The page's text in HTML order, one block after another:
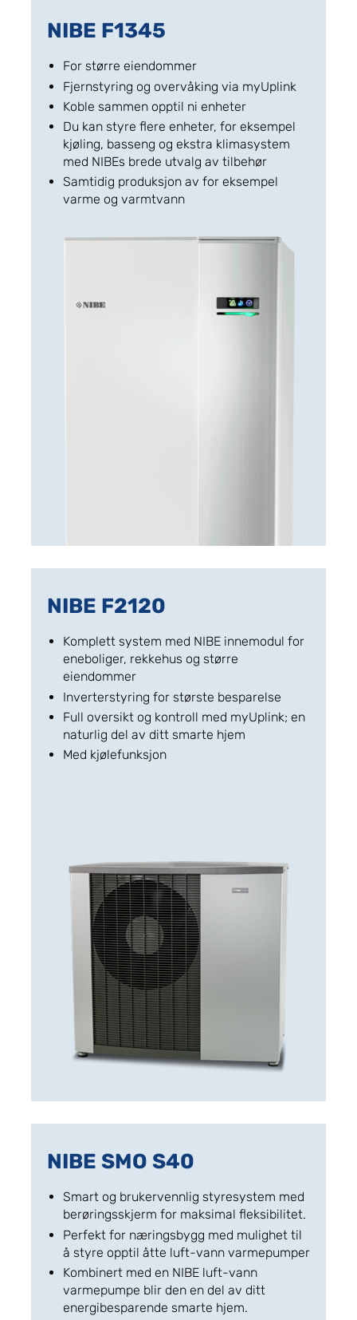
NIBE F1345
For større eiendommer
Fjernstyring og overvåking via myUplink
Koble sammen opptil ni enheter
Du kan styre flere enheter, for eksempel
kjøling, basseng og ekstra klimasystem
med NIBEs brede utvalg av tilbehør
Samtidig produksjon av for eksempel
varme og varmtvann
NIBE F2120
Komplett system med NIBE innemodul for
eneboliger, rekkehus og større
eiendommer
Inverterstyring for største besparelse
Full oversikt og kontroll med myUplink; en
naturlig del av ditt smarte hjem
Med kjølefunksjon
NIBE SMO S40
Smart og brukervennlig styresystem med
berøringsskjerm for maksimal fleksibilitet.
Perfekt for næringsbygg med mulighet til
å styre opptil åtte luft-vann varmepumper
Kombinert med en NIBE luft-vann
varmepumpe blir den en del av ditt
energibesparende smarte hjem.